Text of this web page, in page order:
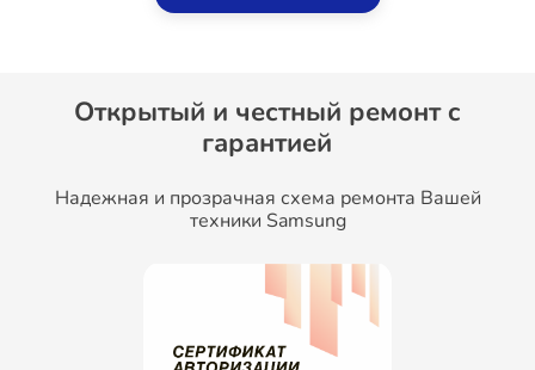
Открытый и честный ремонт c
гарантией
Надежная и прозрачная схема ремонта Вашей
техники Samsung